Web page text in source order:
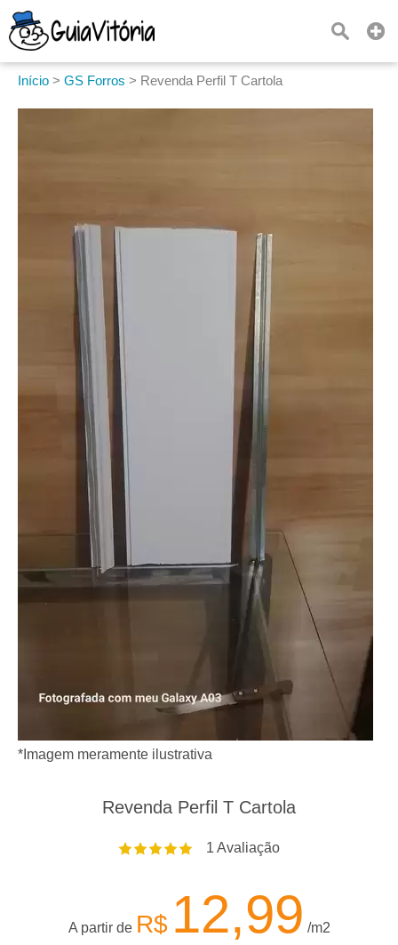
Início > GS Forros > Revenda Perfil T Cartola
*Imagem meramente ilustrativa
Revenda Perfil T Cartola
1 Avaliação
A partir de R$ 12,99 /m2